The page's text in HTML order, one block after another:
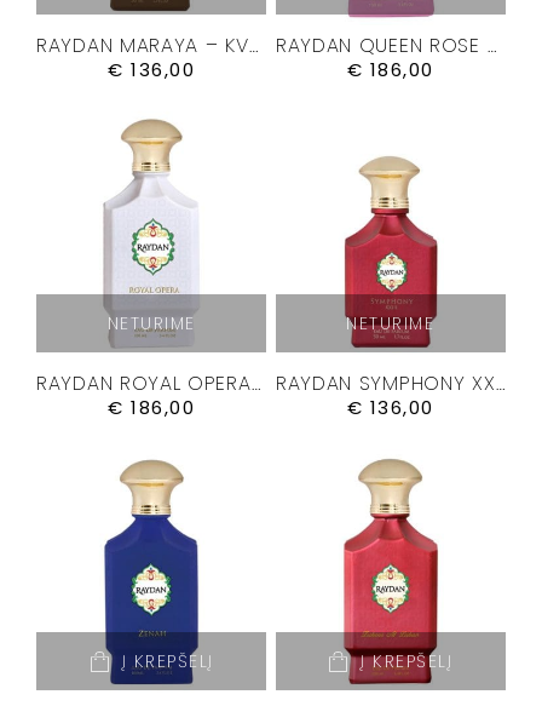
RAYDAN MARAYA – KVEPALAI 50ML.
€ 136,00
RAYDAN QUEEN ROSE – KVEPALAI 100ML.
€ 186,00
NETURIME
RAYDAN ROYAL OPERA – KVEPALAI 100ML.
€ 186,00
NETURIME
RAYDAN SYMPHONY XXIII – KVEPALAI 50ML
€ 136,00
Į KREPŠELĮ Į KREPŠELĮ